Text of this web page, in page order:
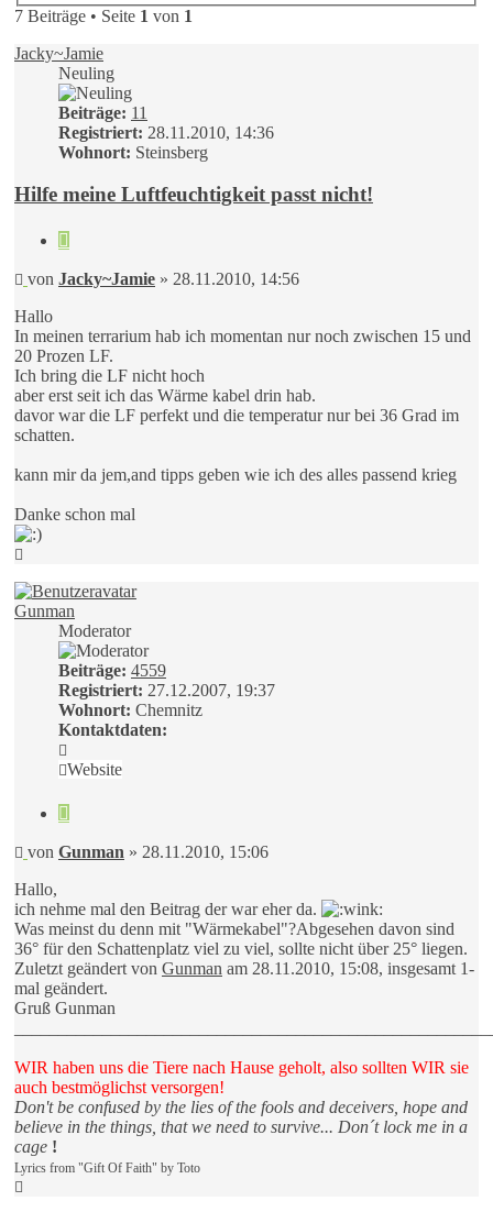
7 Beiträge • Seite 1 von 1
Jacky~Jamie
Neuling
Beiträge: 11
Registriert: 28.11.2010, 14:36
Wohnort: Steinsberg
Hilfe meine Luftfeuchtigkeit passt nicht!
Zitieren
Beitrag
von Jacky~Jamie » 28.11.2010, 14:56
Hallo
In meinen terrarium hab ich momentan nur noch zwischen 15 und
20 Prozen LF.
Ich bring die LF nicht hoch
aber erst seit ich das Wärme kabel drin hab.
davor war die LF perfekt und die temperatur nur bei 36 Grad im
schatten.
kann mir da jem,and tipps geben wie ich des alles passend krieg
Danke schon mal
Gunman
Moderator
Beiträge: 4559
Registriert: 27.12.2007, 19:37
Wohnort: Chemnitz
Kontaktdaten:
von
Website
Zitieren
Beitrag
von Gunman » 28.11.2010, 15:06
Hallo,
ich nehme mal den Beitrag der war eher da.
Was meinst du denn mit "Wärmekabel"?Abgesehen davon sind
36° für den Schattenplatz viel zu viel, sollte nicht über 25° liegen.
Zuletzt geändert von Gunman am 28.11.2010, 15:08, insgesamt 1-
mal geändert.
Gruß Gunman
WIR haben uns die Tiere nach Hause geholt, also sollten WIR sie
auch bestmöglichst versorgen!
Don't be confused by the lies of the fools and deceivers, hope and
believe in the things, that we need to survive... Don´t lock me in a
cage !
Lyrics from "Gift Of Faith" by Toto